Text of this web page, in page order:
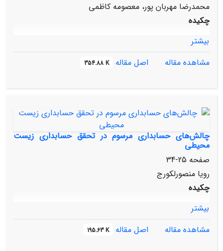
محمدرضا مهربان پور، معصومه کاظمی
چکیده
بیشتر
مشاهده مقاله
اصل مقاله 354.88 K
چالش‌های حسابداری مرسوم در تحقق حسابداری زیست
محیطی
صفحه 25-34
رویا منصورلکورج
چکیده
بیشتر
مشاهده مقاله
اصل مقاله 195.63 K